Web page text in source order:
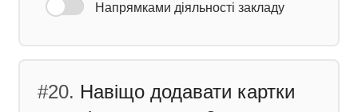
Напрямками діяльності закладу
#20. Навіщо додавати картки